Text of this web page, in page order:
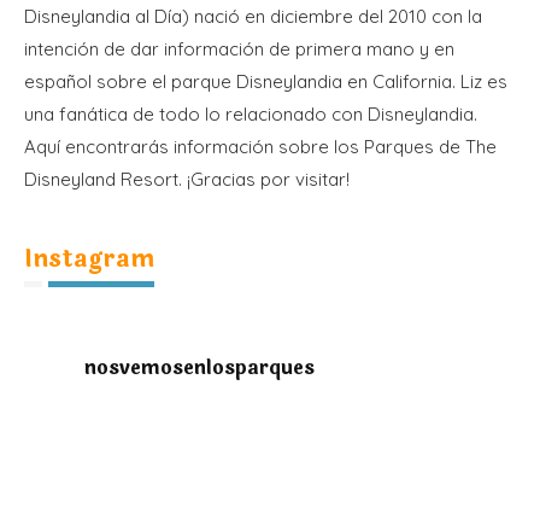
Disneylandia al Día) nació en diciembre del 2010 con la
intención de dar información de primera mano y en
español sobre el parque Disneylandia en California. Liz es
una fanática de todo lo relacionado con Disneylandia.
Aquí encontrarás información sobre los Parques de The
Disneyland Resort. ¡Gracias por visitar!
Instagram
nosvemosenlosparques